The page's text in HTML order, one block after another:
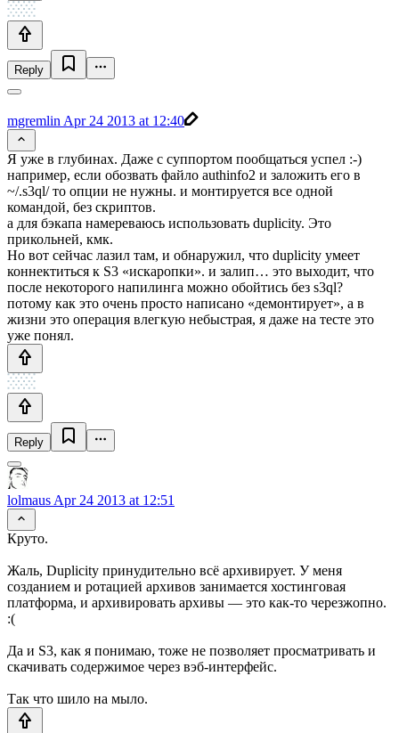
Reply
mgremlin Apr 24 2013 at 12:40
Я уже в глубинах. Даже с суппортом пообщаться успел :-)
например, если обозвать файло authinfo2 и заложить его в
~/.s3ql/ то опции не нужны. и монтируется все одной
командой, без скриптов.
а для бэкапа намереваюсь использовать duplicity. Это
прикольней, кмк.
Но вот сейчас лазил там, и обнаружил, что duplicity умеет
коннектиться к S3 «искаропки». и залип… это выходит, что
после некоторого напилинга можно обойтись без s3ql?
потому как это очень просто написано «демонтирует», а в
жизни это операция влегкую небыстрая, я даже на тесте это
уже понял.
Reply
lolmaus Apr 24 2013 at 12:51
Круто.
Жаль, Duplicity принудительно всё архивирует. У меня
созданием и ротацией архивов занимается хостинговая
платформа, и архивировать архивы — это как-то черезжопно.
:(
Да и S3, как я понимаю, тоже не позволяет просматривать и
скачивать содержимое через вэб-интерфейс.
Так что шило на мыло.